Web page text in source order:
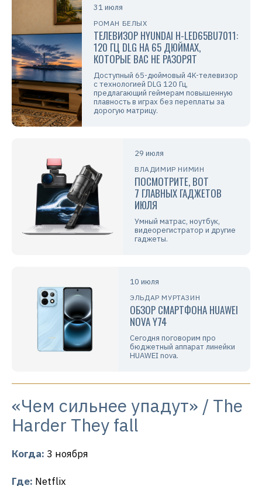
31 июля
РОМАН БЕЛЫХ
ТЕЛЕВИЗОР HYUNDAI H-LED65BU7011:
120 ГЦ DLG НА 65 ДЮЙМАХ,
КОТОРЫЕ ВАС НЕ РАЗОРЯТ
Доступный 65-дюймовый 4K-телевизор
с технологией DLG 120 Гц,
предлагающий геймерам повышенную
плавность в играх без переплаты за
дорогую матрицу.
29 июля
ВЛАДИМИР НИМИН
ПОСМОТРИТЕ, ВОТ
7 ГЛАВНЫХ ГАДЖЕТОВ
ИЮЛЯ
Умный матрас, ноутбук,
видеорегистратор и другие
гаджеты.
10 июля
ЭЛЬДАР МУРТАЗИН
ОБЗОР СМАРТФОНА HUAWEI
NOVA Y74
Сегодня поговорим про
бюджетный аппарат линейки
HUAWEI nova.
«Чем сильнее упадут» / The
Harder They fall
Когда: 3 ноября
Где: Netflix